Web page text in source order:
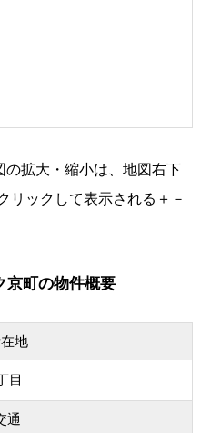
拡大・縮小は、地図右下
リックして表示される ＋ －
京町の物件概要
地
目
通